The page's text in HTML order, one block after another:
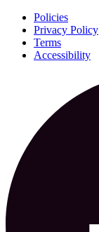
Policies
Privacy Policy
Terms
Accessibility